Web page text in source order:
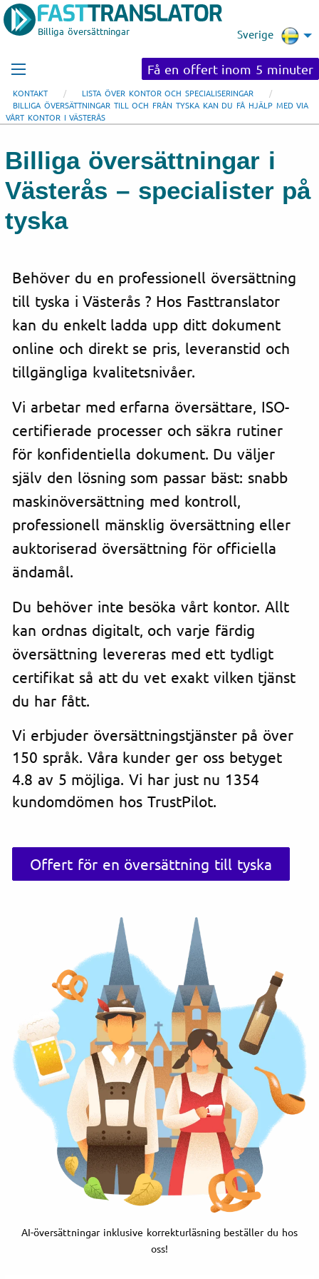
Billiga översättningar Sverige
Få en offert inom 5 minuter
KONTAKT
LISTA ÖVER KONTOR OCH SPECIALISERINGAR
BILLIGA ÖVERSÄTTNINGAR TILL OCH FRÅN TYSKA KAN DU FÅ HJÄLP MED VIA
VÅRT KONTOR I VÄSTERÅS
Billiga översättningar i
Västerås – specialister på
tyska
Behöver du en professionell översättning
till tyska i Västerås ? Hos Fasttranslator
kan du enkelt ladda upp ditt dokument
online och direkt se pris, leveranstid och
tillgängliga kvalitetsnivåer.
Vi arbetar med erfarna översättare, ISO-
certifierade processer och säkra rutiner
för konfidentiella dokument. Du väljer
själv den lösning som passar bäst: snabb
maskinöversättning med kontroll,
professionell mänsklig översättning eller
auktoriserad översättning för officiella
ändamål.
Du behöver inte besöka vårt kontor. Allt
kan ordnas digitalt, och varje färdig
översättning levereras med ett tydligt
certifikat så att du vet exakt vilken tjänst
du har fått.
Vi erbjuder översättningstjänster på över
150 språk. Våra kunder ger oss betyget
4.8 av 5 möjliga. Vi har just nu 1354
kundomdömen hos TrustPilot.
Offert för en översättning till tyska
AI-översättningar inklusive korrekturläsning beställer du hos
oss!